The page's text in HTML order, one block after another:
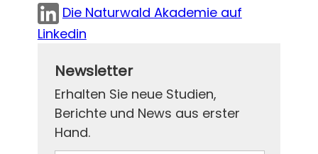
Die Naturwald Akademie auf
Linkedin
Newsletter
Erhalten Sie neue Studien,
Berichte und News aus erster
Hand.